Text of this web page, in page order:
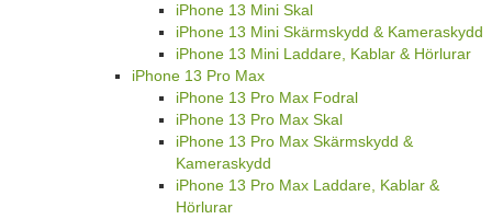
iPhone 13 Mini Skal
iPhone 13 Mini Skärmskydd & Kameraskydd
iPhone 13 Mini Laddare, Kablar & Hörlurar
iPhone 13 Pro Max
iPhone 13 Pro Max Fodral
iPhone 13 Pro Max Skal
iPhone 13 Pro Max Skärmskydd &
Kameraskydd
iPhone 13 Pro Max Laddare, Kablar &
Hörlurar